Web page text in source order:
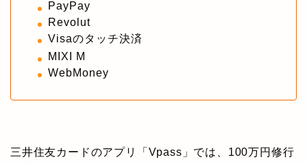
PayPay
Revolut
Visaのタッチ決済
MIXI M
WebMoney
三井住友カードのアプリ「Vpass」では、100万円修行